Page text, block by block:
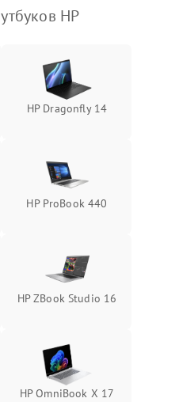
HP
HP Dragonfly 14
HP ProBook 440
HP ZBook Studio 16
HP OmniBook X 17